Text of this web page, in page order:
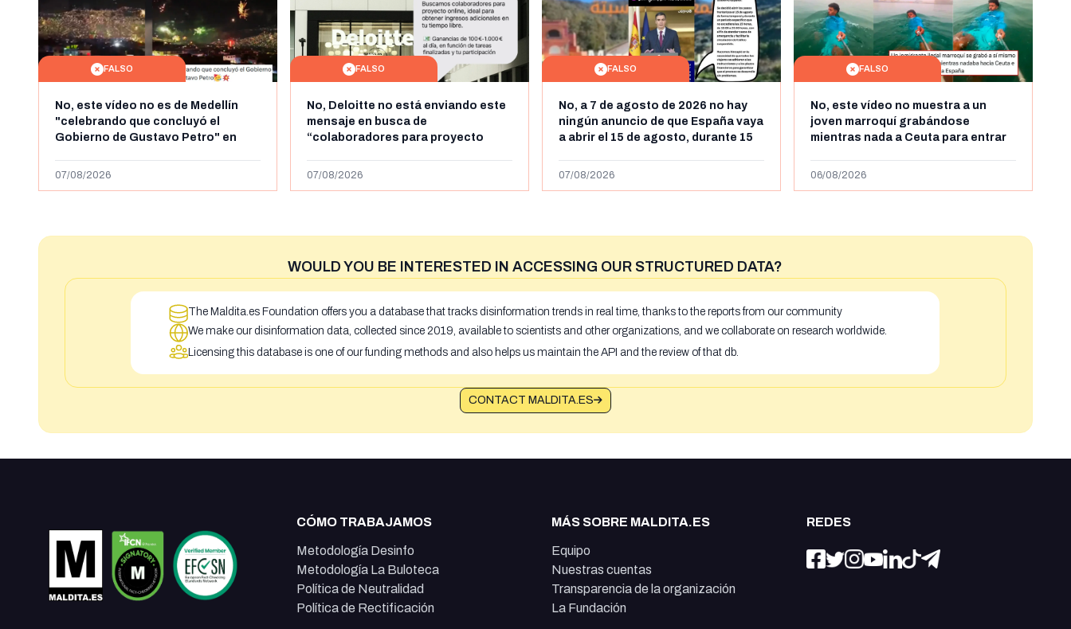
FALSO
No, este vídeo no es de Medellín
"celebrando que concluyó el
Gobierno de Gustavo Petro" en
de 2024
07/08/2026
FALSO
No, Deloitte no está enviando este
mensaje en busca de
“colaboradores para proyecto
1.000 euros al día: es un timo
07/08/2026
FALSO
No, a 7 de agosto de 2026 no hay
ningún anuncio de que España vaya
a abrir el 15 de agosto, durante 15
y Ceuta
07/08/2026
FALSO
No, este vídeo no muestra a un
joven marroquí grabándose
mientras nada a Ceuta para entrar
más de 450km de Ceuta y el autor lo
06/08/2026
WOULD YOU BE INTERESTED IN ACCESSING OUR STRUCTURED DATA?
The Maldita.es Foundation offers you a database that tracks disinformation trends in real time, thanks to the reports from our community
We make our disinformation data, collected since 2019, available to scientists and other organizations, and we collaborate on research worldwide.
Licensing this database is one of our funding methods and also helps us maintain the API and the review of that db.
CONTACT MALDITA.ES
CÓMO TRABAJAMOS
Metodología Desinfo
Metodología La Buloteca
Política de Neutralidad
Política de Rectificación
MÁS SOBRE MALDITA.ES
Equipo
Nuestras cuentas
Transparencia de la organización
La Fundación
REDES